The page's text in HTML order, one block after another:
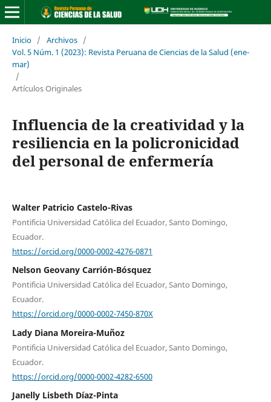
Inicio / Archivos /
Vol. 5 Núm. 1 (2023): Revista Peruana de Ciencias de la Salud (ene-
mar)
/
Artículos Originales
Influencia de la creatividad y la
resiliencia en la policronicidad
del personal de enfermería
Walter Patricio Castelo-Rivas
Pontificia Universidad Católica del Ecuador, Santo Domingo,
Ecuador.
https://orcid.org/0000-0002-4276-0871
Nelson Geovany Carrión-Bósquez
Pontificia Universidad Católica del Ecuador, Santo Domingo,
Ecuador.
https://orcid.org/0000-0002-7450-870X
Lady Diana Moreira-Muñoz
Pontificia Universidad Católica del Ecuador, Santo Domingo,
Ecuador.
https://orcid.org/0000-0002-4282-6500
Janelly Lisbeth Díaz-Pinta